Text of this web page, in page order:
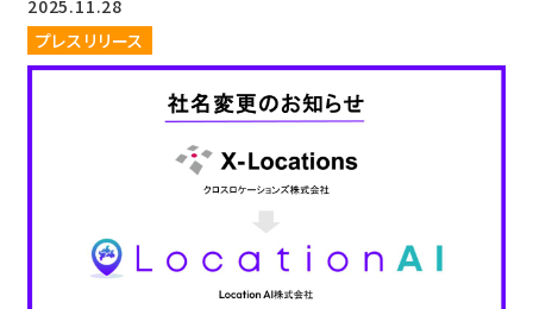
2025.11.28
プレスリリース